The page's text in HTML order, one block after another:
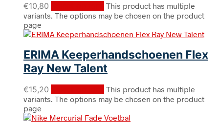
€10,80
This product has multiple
variants. The options may be chosen on the product
page
ERIMA Keeperhandschoenen Flex
Ray New Talent
€15,20
This product has multiple
variants. The options may be chosen on the product
page